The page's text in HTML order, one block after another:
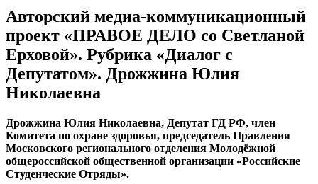
Авторский медиа-коммуникационный
проект «ПРАВОЕ ДЕЛО со Светланой
Ерховой». Рубрика «Диалог с
Депутатом». Дрожжина Юлия
Николаевна
Дрожжина Юлия Николаевна, Депутат ГД РФ, член
Комитета по охране здоровья, председатель Правления
Московского регионального отделения Молодёжной
общероссийской общественной организации «Российские
Студенческие Отряды».